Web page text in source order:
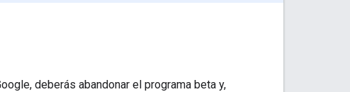
deberás abandonar el programa beta y,